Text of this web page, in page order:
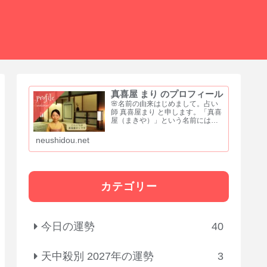
真喜屋 まり のプロフィール
🌸名前の由来はじめまして。占い
師 真喜屋まり と申します。「真喜
屋（まきや）」という名前には、
「喜」は、喜びや祝福を分かち合
neushidou.net
カテゴリー
今日の運勢 40
天中殺別 2027年の運勢 3